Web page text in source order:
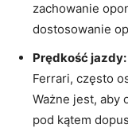
zachowanie
dostosowanie
Prędkość jazdy:
Ferrari, często
Ważne jest, aby
pod kątem